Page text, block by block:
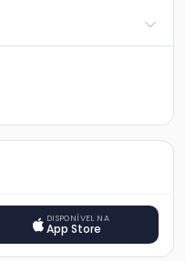
DISPONÍVEL NA
App Store